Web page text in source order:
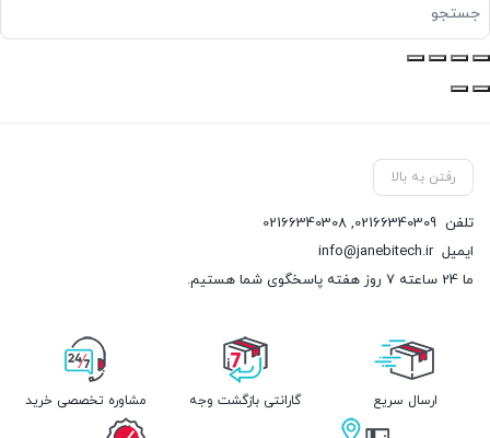
رفتن به بالا
تلفن 02166340309
,
02166340308
ایمیلinfo@janebitech.ir
ما 24 ساعته 7 روز هفته پاسخگوی شما هستیم.
ارسال سریع گارانتی بازگشت وجه مشاوره تخصصی خرید